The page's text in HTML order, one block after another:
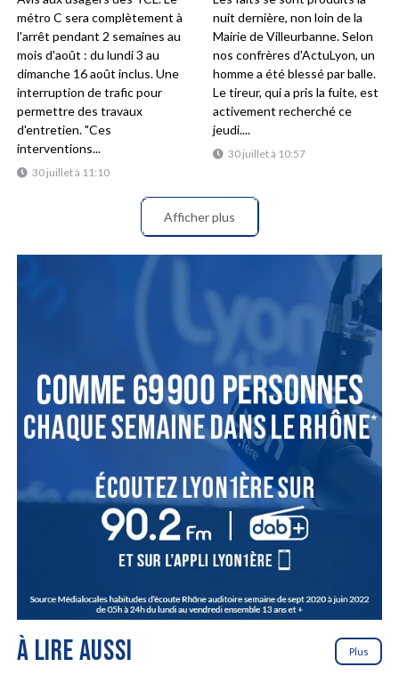
30 juillet à 11:10
métro C sera complètement à
l'arrêt pendant 2 semaines au
mois d'août : du lundi 3 au
dimanche 16 août inclus. Une
interruption de trafic pour
permettre des travaux
d'entretien. "Ces
interventions...
30 juillet à 10:57
nuit dernière, non loin de la
Mairie de Villeurbanne. Selon
nos confrères d'ActuLyon, un
homme a été blessé par balle.
Le tireur, qui a pris la fuite, est
activement recherché ce
jeudi....
Afficher plus
À LIRE AUSSI Plus